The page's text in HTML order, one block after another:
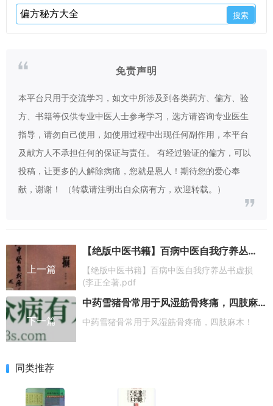
免责声明
本平台只用于交流学习，如文中所涉及到各类药方、偏方、验
方、书籍等仅供专业中医人士参考学习，选方请咨询专业医生
指导，请勿自己使用，如使用过程中出现任何副作用，本平台
及献方人不承担任何的保证与责任。 有经过验证的偏方，可以
投稿，让更多的人解除病痛，您就是恩人！期待您的爱心奉
献，谢谢！ （转载请注明出自众病有方，欢迎转载。）
上一篇
【绝版中医书籍】百病中医自我疗养丛书虚损 (李正全著.pdf
【绝版中医书籍】百病中医自我疗养丛书虚损
(李正全著.pdf
下一篇
中药雪猪骨常用于风湿筋骨疼痛，四肢麻木！
中药雪猪骨常用于风湿筋骨疼痛，四肢麻木！
同类推荐